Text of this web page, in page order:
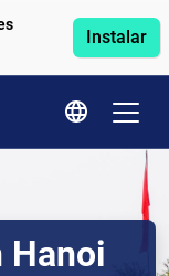
Instalar
Hanoi